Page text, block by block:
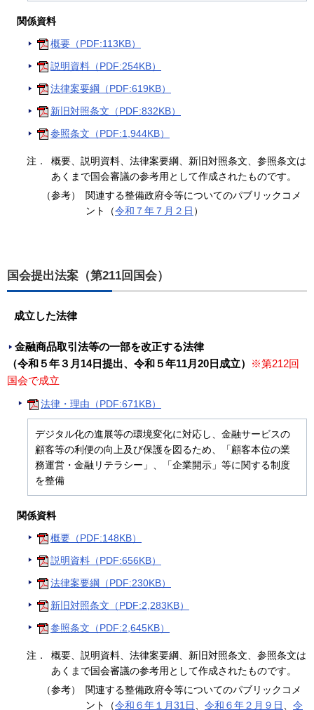
関係資料
概要（PDF:113KB）
説明資料（PDF:254KB）
法律案要綱（PDF:619KB）
新旧対照条文（PDF:832KB）
参照条文（PDF:1,944KB）
注．
概要、説明資料、法律案要綱、新旧対照条文、参照条文は
あくまで国会審議の参考用として作成されたものです。
（参考）
関連する整備政府令等についてのパブリックコメ
ント（令和７年７月２日 ）
国会提出法案（第211回国会）
成立した法律
金融商品取引法等の一部を改正する法律
（令和５年３月14日提出、令和５年11月20日成立）
※第212回
国会で成立
法律・理由（PDF:671KB）
デジタル化の進展等の環境変化に対応し、金融サービスの
顧客等の利便の向上及び保護を図るため、「顧客本位の業
務運営・金融リテラシー」、「企業開示」等に関する制度
を整備
関係資料
概要（PDF:148KB）
説明資料（PDF:656KB）
法律案要綱（PDF:230KB）
新旧対照条文（PDF:2,283KB）
参照条文（PDF:2,645KB）
注．
概要、説明資料、法律案要綱、新旧対照条文、参照条文は
あくまで国会審議の参考用として作成されたものです。
（参考）
関連する整備政府令等についてのパブリックコメ
ント（令和６年１月31日 令和６年２月９日 令